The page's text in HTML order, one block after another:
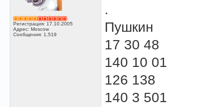
Регистрация: 17.10.2005
Адрес: Moscow
Сообщения: 1,519
.
Пушкин
17 30 48
140 10 01
126 138
140 3 501